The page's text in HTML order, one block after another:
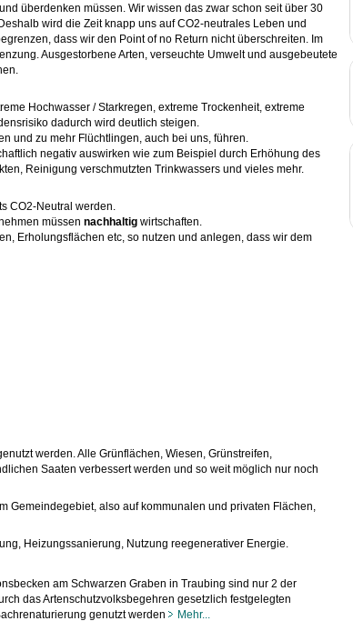
überdenken müssen. Wir wissen das zwar schon seit über 30
wird die Zeit knapp uns auf CO2-neutrales Leben und
dass wir den Point of no Return nicht überschreiten. Im
Ausgestorbene Arten, verseuchte Umwelt und ausgebeutete
Hochwasser / Starkregen, extreme Trockenheit, extreme
dadurch wird deutlich steigen.
und zu mehr Flüchtlingen, auch bei uns, führen.
negativ auswirken wie zum Beispiel durch Erhöhung des
Reinigung verschmutzten Trinkwassers und vieles mehr.
CO2-Neutral werden.
müssen nachhaltig wirtschaften.
Erholungsflächen etc, so nutzen und anlegen, dass wir dem
werden. Alle Grünflächen, Wiesen, Grünstreifen,
Saaten verbessert werden und so weit möglich nur noch
Gemeindegebiet, also auf kommunalen und privaten Flächen,
Heizungssanierung, Nutzung reegenerativer Energie.
am Schwarzen Graben in Traubing sind nur 2 der
das Artenschutzvolksbegehren gesetzlich festgelegten
genutzt werden
Mehr...